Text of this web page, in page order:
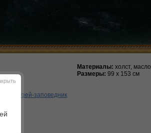
музей-заповедник
Материалы: холст, масло
Размеры: 99 х 153 см